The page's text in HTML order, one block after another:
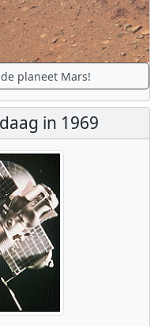
planeet Mars!
in 1969